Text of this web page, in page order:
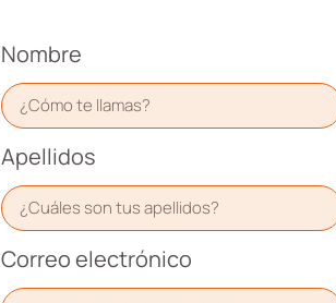
Nombre
Apellidos
Correo electrónico